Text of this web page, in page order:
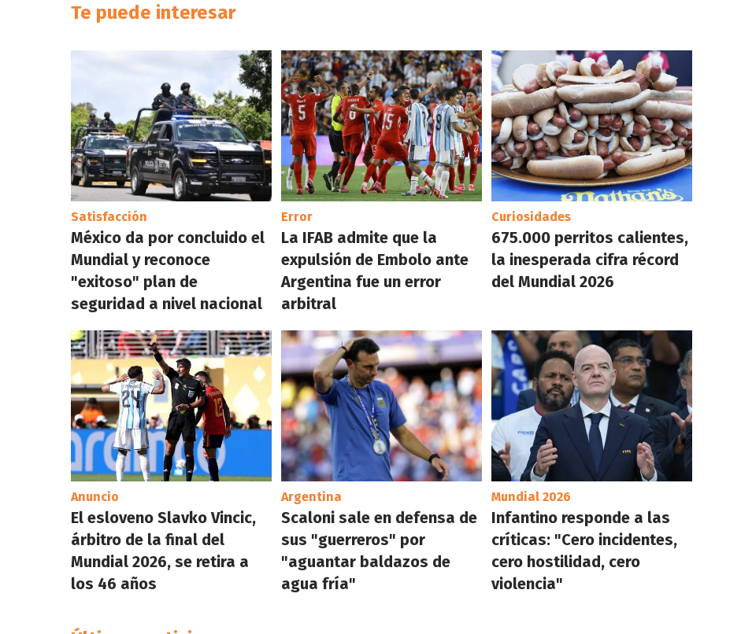
Te puede interesar
Satisfacción
México da por concluido el
Mundial y reconoce
"exitoso" plan de
seguridad a nivel nacional
Error
La IFAB admite que la
expulsión de Embolo ante
Argentina fue un error
arbitral
Curiosidades
675.000 perritos calientes,
la inesperada cifra récord
del Mundial 2026
Anuncio
El esloveno Slavko Vincic,
árbitro de la final del
Mundial 2026, se retira a
los 46 años
Argentina
Scaloni sale en defensa de
sus "guerreros" por
"aguantar baldazos de
agua fría"
Mundial 2026
Infantino responde a las
críticas: "Cero incidentes,
cero hostilidad, cero
violencia"